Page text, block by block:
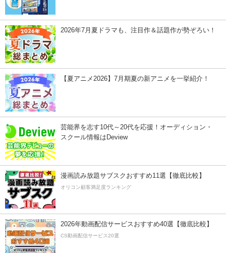
2026年7月夏ドラマも、注目作＆話題作が勢ぞろい！
【夏アニメ2026】7月期夏の新アニメを一挙紹介！
芸能界を志す10代～20代を応援！オーディション・
スクール情報はDeview
漫画読み放題サブスクおすすめ11選【徹底比較】
オリコン顧客満足度ランキング
2026年動画配信サービスおすすめ40選【徹底比較】
CS動画配信サービス20選